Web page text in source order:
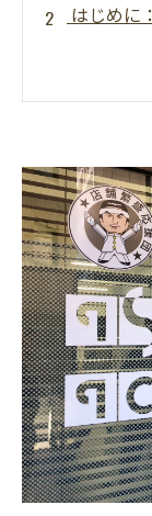
はじめに
緑カビの
住宅ダメ
チェック
る方法
緑カビ対
丈夫？
ＭＩＳＴ
提供する
事例紹介
再発を防